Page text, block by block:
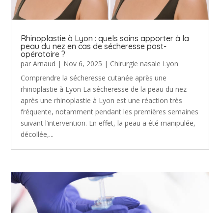
Rhinoplastie à Lyon : quels soins apporter à la
peau du nez en cas de sécheresse post-
opératoire ?
parArnaud | Nov 6, 2025 | Chirurgie nasale Lyon
Comprendre la sécheresse cutanée après une
rhinoplastie à Lyon La sécheresse de la peau du nez
après une rhinoplastie à Lyon est une réaction très
fréquente, notamment pendant les premières semaines
suivant l’intervention. En effet, la peau a été manipulée,
décollée,...